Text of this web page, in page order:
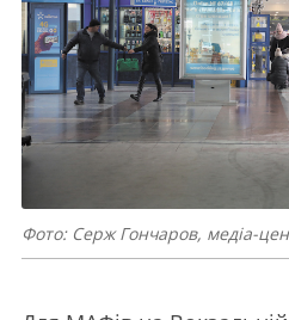
Фото: Серж Гончаров, медіа-